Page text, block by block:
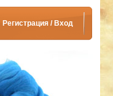
Регистрация / Вход